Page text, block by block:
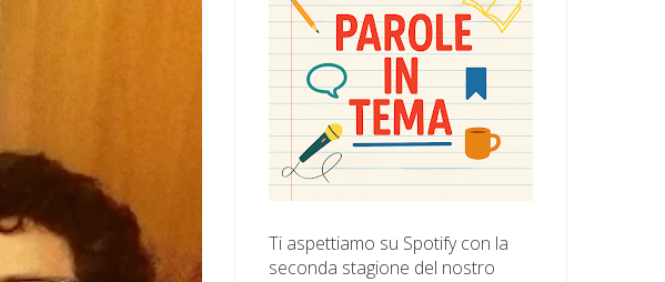
Ti aspettiamo su Spotify con la
seconda stagione del nostro